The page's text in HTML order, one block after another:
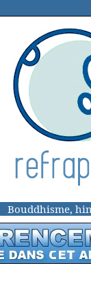
Bouddhisme,